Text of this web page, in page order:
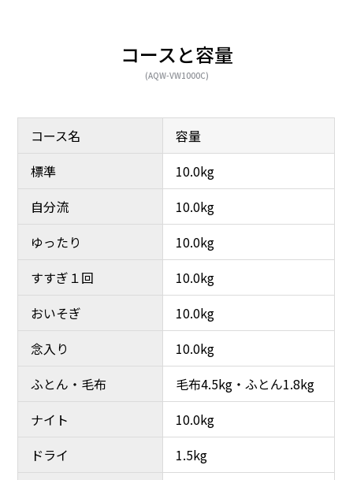
コースと容量
(AQW-VW1000C)
コース名
容量
標準
10.0kg
自分流
10.0kg
ゆったり
10.0kg
すすぎ１回
10.0kg
おいそぎ
10.0kg
念入り
10.0kg
ふとん・毛布
毛布4.5kg・ふとん1.8kg
ナイト
10.0kg
ドライ
1.5kg